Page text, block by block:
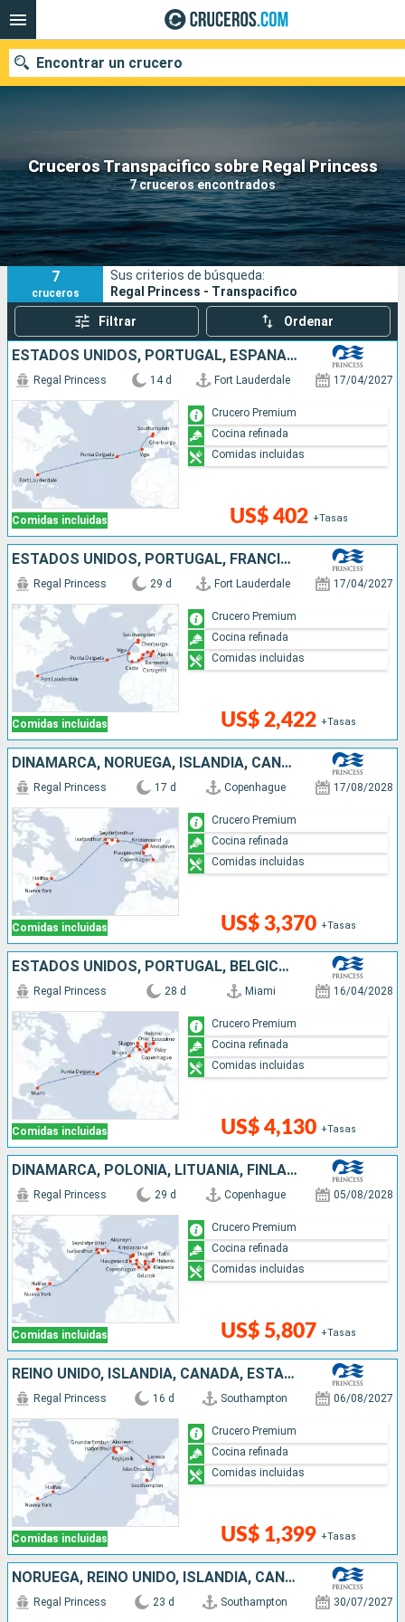
Cruceros Transpacifico sobre Regal Princess
7 cruceros encontrados
Encontrar un crucero
Nuestros destinos
Fecha de salida
Puertos Compañías
Buscar
7
cruceros
Sus criterios de búsqueda:
Regal Princess - Transpacifico
Filtrar Ordenar
ESTADOS UNIDOS, PORTUGAL, ESPAÑA, FRANCIA, REINO UNIDO
Comidas incluidas
Regal Princess 14 d Fort Lauderdale 17/04/2027
US$ 402 +Tasas
Crucero Premium
Cocina refinada
Comidas incluidas
ESTADOS UNIDOS, PORTUGAL, FRANCIA, REINO UNIDO, ESPAÑA, ITALIA
Comidas incluidas
Regal Princess 29 d Fort Lauderdale 17/04/2027
US$ 2,422 +Tasas
Crucero Premium
Cocina refinada
Comidas incluidas
DINAMARCA, NORUEGA, ISLANDIA, CANADÁ, ESTADOS UNIDOS
Comidas incluidas
Regal Princess 17 d Copenhague 17/08/2028
US$ 3,370 +Tasas
Crucero Premium
Cocina refinada
Comidas incluidas
ESTADOS UNIDOS, PORTUGAL, BÉLGICA, NORUEGA, DINAMARCA, SUECIA, FINLANDIA, ESTONIA, LITUANIA, POLONIA
Comidas incluidas
Regal Princess 28 d Miami 16/04/2028
US$ 4,130 +Tasas
Crucero Premium
Cocina refinada
Comidas incluidas
DINAMARCA, POLONIA, LITUANIA, FINLANDIA, ESTONIA, SUECIA, NORUEGA, ISLANDIA, CANADÁ, ESTADOS UNIDOS
Comidas incluidas
Regal Princess 29 d Copenhague 05/08/2028
US$ 5,807 +Tasas
Crucero Premium
Cocina refinada
Comidas incluidas
REINO UNIDO, ISLANDIA, CANADÁ, ESTADOS UNIDOS
Comidas incluidas
Regal Princess 16 d Southampton 06/08/2027
US$ 1,399 +Tasas
Crucero Premium
Cocina refinada
Comidas incluidas
NORUEGA, REINO UNIDO, ISLANDIA, CANADÁ, ESTADOS UNIDOS
Regal Princess 23 d Southampton 30/07/2027